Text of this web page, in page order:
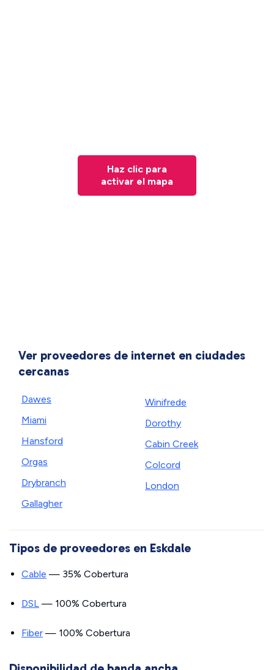
Haz clic para
activar el mapa
Ver proveedores de internet en ciudades
cercanas
Dawes
Miami
Hansford
Orgas
Drybranch
Gallagher
Winifrede
Dorothy
Cabin Creek
Colcord
London
Tipos de proveedores en Eskdale
Cable — 35% Cobertura
DSL — 100% Cobertura
Fiber — 100% Cobertura